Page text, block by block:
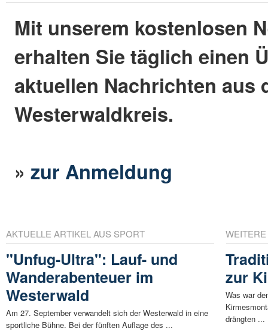
Mit unserem kostenlosen
erhalten Sie täglich einen
aktuellen Nachrichten aus
Westerwaldkreis.
»zur Anmeldung
AKTUELLE ARTIKEL AUS SPORT
"Unfug-Ultra": Lauf- und
Wanderabenteuer im
Westerwald
Am 27. September verwandelt sich der Westerwald in eine
sportliche Bühne. Bei der fünften Auflage des ...
zur
Was war
drängten ...